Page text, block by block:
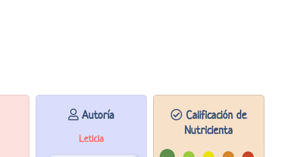
Autoría
Leticia
Calificación de
Nutricienta